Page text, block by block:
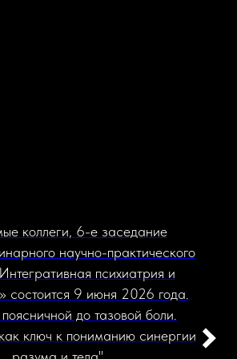
коллеги, 6-е заседание
научно-практического
психиатрия и
состоится 9 июня 2026 года.
до тазовой боли.
ключ к пониманию синергии